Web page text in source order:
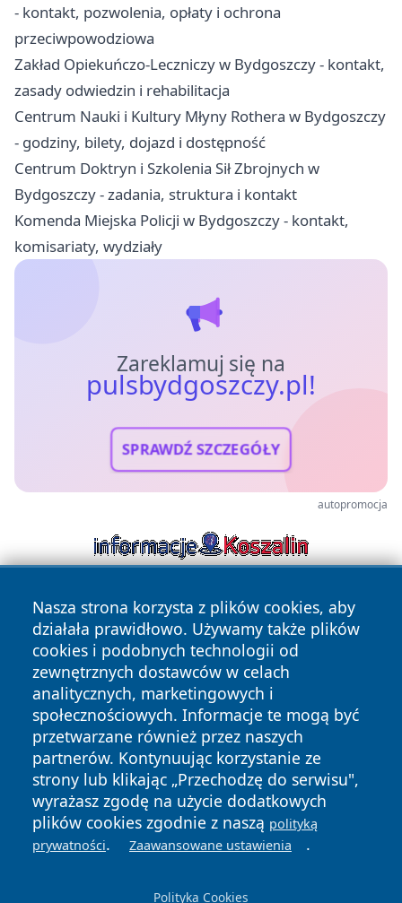
- kontakt, pozwolenia, opłaty i ochrona
przeciwpowodziowa
Zakład Opiekuńczo-Leczniczy w Bydgoszczy - kontakt,
zasady odwiedzin i rehabilitacja
Centrum Nauki i Kultury Młyny Rothera w Bydgoszczy
- godziny, bilety, dojazd i dostępność
Centrum Doktryn i Szkolenia Sił Zbrojnych w
Bydgoszczy - zadania, struktura i kontakt
Komenda Miejska Policji w Bydgoszczy - kontakt,
komisariaty, wydziały
Zareklamuj się na
pulsbydgoszczy.pl!
SPRAWDŹ SZCZEGÓŁY
autopromocja
Nasza strona korzysta z plików cookies, aby
działała prawidłowo. Używamy także plików
cookies i podobnych technologii od
zewnętrznych dostawców w celach
analitycznych, marketingowych i
społecznościowych. Informacje te mogą być
przetwarzane również przez naszych
partnerów. Kontynuując korzystanie ze
strony lub klikając „Przechodzę do serwisu",
wyrażasz zgodę na użycie dodatkowych
plików cookies zgodnie z naszą polityką
prywatności. Zaawansowane ustawienia .
Polityka Cookies
Copyright © 2026 pulsbydgoszczy.pl Wszystkie prawa
zastrzeżone.
News Autorzy
Polityka
Prywatności
Polityka
Cookies